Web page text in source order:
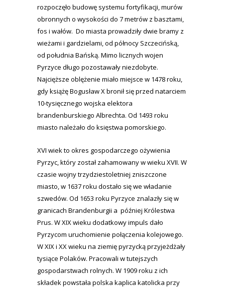
rozpoczęło budowę systemu fortyfikacji, murów
obronnych o wysokości do 7 metrów z basztami,
fos i wałów. Do miasta prowadziły dwie bramy z
wieżami i gardzielami, od północy Szczecińską,
od południa Bańską. Mimo licznych wojen
Pyrzyce długo pozostawały niezdobyte.
Najcięższe oblężenie miało miejsce w 1478 roku,
gdy książę Bogusław X bronił się przed natarciem
10-tysięcznego wojska elektora
brandenburskiego Albrechta. Od 1493 roku
miasto należało do księstwa pomorskiego.
XVI wiek to okres gospodarczego ożywienia
Pyrzyc, który został zahamowany w wieku XVII. W
czasie wojny trzydziestoletniej zniszczone
miasto, w 1637 roku dostało się we władanie
szwedów. Od 1653 roku Pyrzyce znalazły się w
granicach Brandenburgii a później Królestwa
Prus. W XIX wieku dodatkowy impuls dało
Pyrzycom uruchomienie połączenia kolejowego.
W XIX i XX wieku na ziemię pyrzycką przyjeżdżały
tysiące Polaków. Pracowali w tutejszych
gospodarstwach rolnych. W 1909 roku z ich
składek powstała polska kaplica katolicka przy